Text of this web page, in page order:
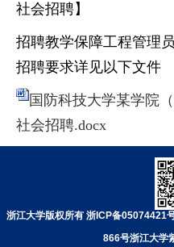
社会招聘】
招聘教学保障工程管理
招聘要求详见以下文件
国防科技大学某学院
社会招聘.docx
浙江大学版权所有 浙ICP备05074421
866号浙江大学